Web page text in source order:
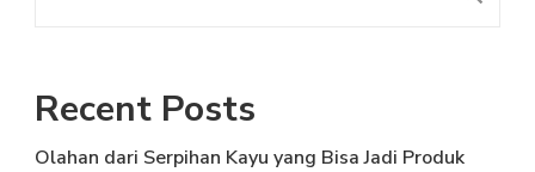
Recent Posts
Olahan dari Serpihan Kayu yang Bisa Jadi Produk